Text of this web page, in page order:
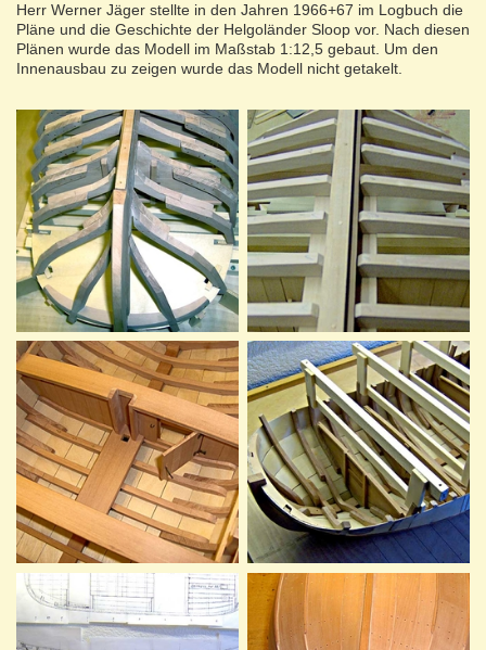
Herr Werner Jäger stellte in den Jahren 1966+67 im Logbuch die
Pläne und die Geschichte der Helgoländer Sloop vor. Nach diesen
Plänen wurde das Modell im Maßstab 1:12,5 gebaut. Um den
Innenausbau zu zeigen wurde das Modell nicht getakelt.